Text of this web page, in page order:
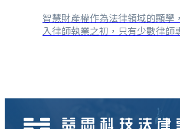
智慧財產權作為法律領域的顯學
入律師執業之初，只有少數律師
弟妹或網友，筆者最常被詢問的
沒有推薦哪些書籍，可以比較快
財產權領域，或可⋯